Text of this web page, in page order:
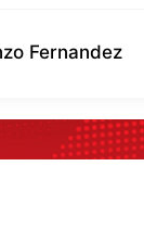
Fernandez